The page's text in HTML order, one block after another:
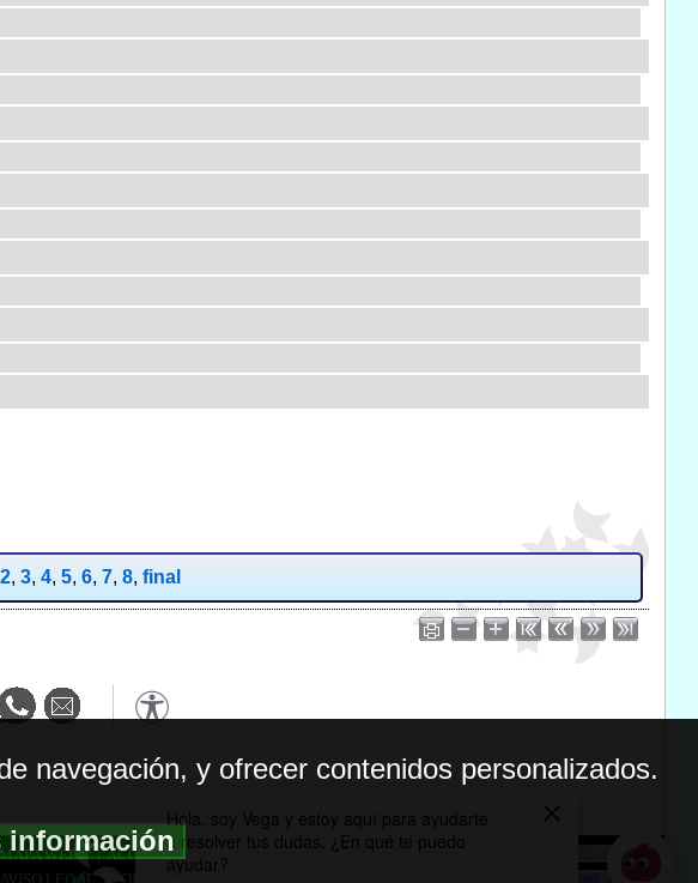
2, 3, 4, 5, 6, 7, 8, final
MAPA WEB|ACCESIBILIDAD
AVISO LEGAL| POLITICA DE PRIVACIDAD
navegación, y ofrecer contenidos personalizados.
información